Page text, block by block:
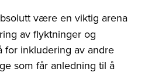
være en viktig arena
av flyktninger og
for inkludering av andre
som får anledning til å